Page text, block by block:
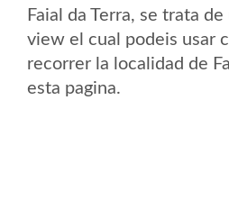
Faial da Terra, se trata
view el cual podeis usar
recorrer la localidad de
esta pagina.